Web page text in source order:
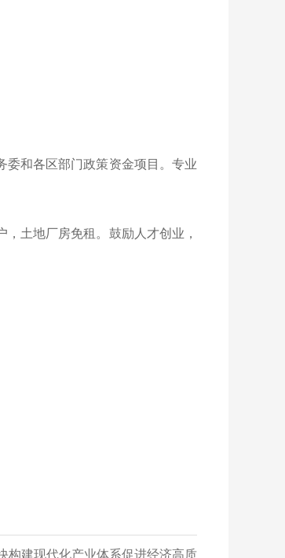
委和各区部门政策资金项目。专业
土地厂房免租。鼓励人才创业，
构建现代化产业体系促进经济高质